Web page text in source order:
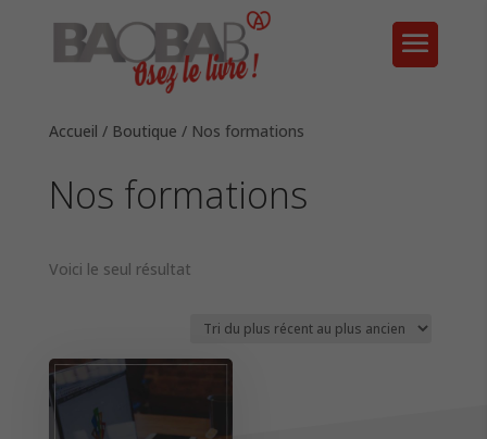
Accueil / Boutique / Nos formations
Nos formations
Voici le seul résultat